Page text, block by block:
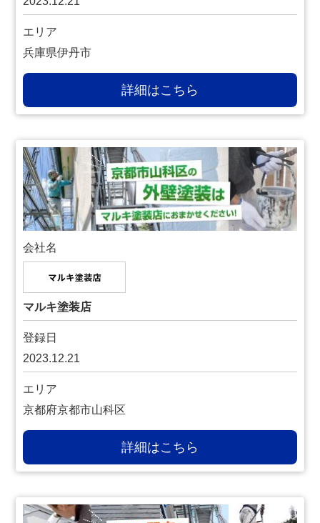
エリア
兵庫県伊丹市
詳細はこちら
会社名
マルキ塗装店
登録日
2023.12.21
エリア
京都府京都市山科区
詳細はこちら